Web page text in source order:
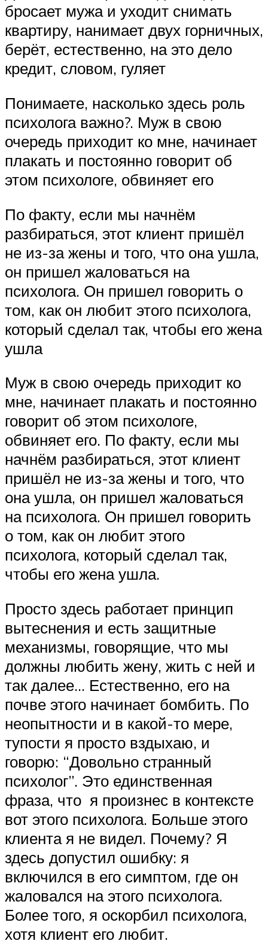
бросает мужа и уходит снимать
квартиру, нанимает двух горничных,
берёт, естественно, на это дело
кредит, словом, гуляет
Понимаете, насколько здесь роль
психолога важно?. Муж в свою
очередь приходит ко мне, начинает
плакать и постоянно говорит об
этом психологе, обвиняет его
По факту, если мы начнём
разбираться, этот клиент пришёл
не из-за жены и того, что она ушла,
он пришел жаловаться на
психолога. Он пришел говорить о
том, как он любит этого психолога,
который сделал так, чтобы его жена
ушла
Муж в свою очередь приходит ко
мне, начинает плакать и постоянно
говорит об этом психологе,
обвиняет его. По факту, если мы
начнём разбираться, этот клиент
пришёл не из-за жены и того, что
она ушла, он пришел жаловаться
на психолога. Он пришел говорить
о том, как он любит этого
психолога, который сделал так,
чтобы его жена ушла.
Просто здесь работает принцип
вытеснения и есть защитные
механизмы, говорящие, что мы
должны любить жену, жить с ней и
так далее… Естественно, его на
почве этого начинает бомбить. По
неопытности и в какой-то мере,
тупости я просто вздыхаю, и
говорю: “Довольно странный
психолог”. Это единственная
фраза, что я произнес в контексте
вот этого психолога. Больше этого
клиента я не видел. Почему? Я
здесь допустил ошибку: я
включился в его симптом, где он
жаловался на этого психолога.
Более того, я оскорбил психолога,
хотя клиент его любит.